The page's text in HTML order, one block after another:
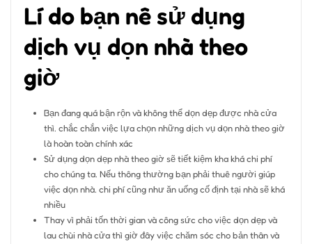
Lí do bạn nê sử dụng
dịch vụ dọn nhà theo
giờ
Bạn đang quá bận rộn và không thể dọn dẹp được nhà cửa
thì. chắc chắn việc lựa chọn những dịch vụ dọn nhà theo giờ
là hoàn toàn chính xác
Sử dụng dọn dẹp nhà theo giờ sẽ tiết kiệm kha khá chi phí
cho chúng ta. Nếu thông thường bạn phải thuê người giúp
việc dọn nhà. chi phí cũng như ăn uống cố định tại nhà sẽ khá
nhiều
Thay vì phải tốn thời gian và công sức cho việc dọn dẹp và
lau chùi nhà cửa thì giờ đây việc chăm sóc cho bản thân và